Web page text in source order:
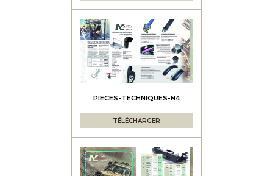
PIECES-TECHNIQUES-N4
TÉLÉCHARGER